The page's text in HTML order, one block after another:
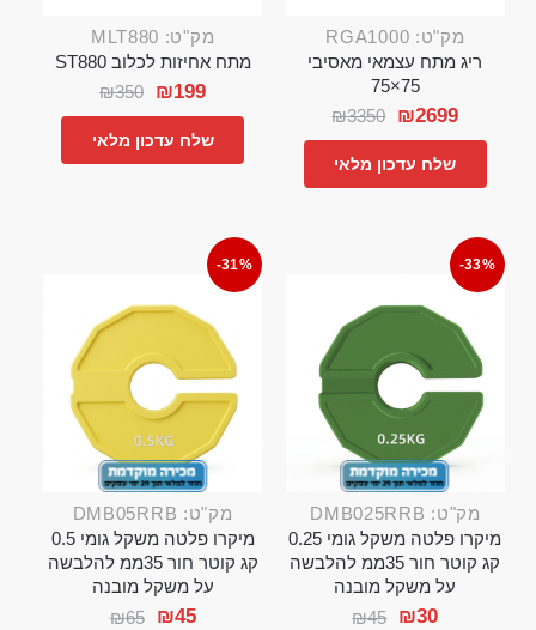
מק"ט: RGA1000
ריג מתח עצמאי מאסיבי
75×75
₪3350 ₪2699
שלח עדכון מלאי
מק"ט: MLT880
מתח אחיזות לכלוב ST880
₪350 ₪199
שלח עדכון מלאי
-33%
מק"ט: DMB025RRB
מיקרו פלטה משקל גומי 0.25
קג קוטר חור 35ממ להלבשה
על משקל מובנה
₪45 ₪30
-31%
מק"ט: DMB05RRB
מיקרו פלטה משקל גומי 0.5
קג קוטר חור 35ממ להלבשה
על משקל מובנה
₪65 ₪45